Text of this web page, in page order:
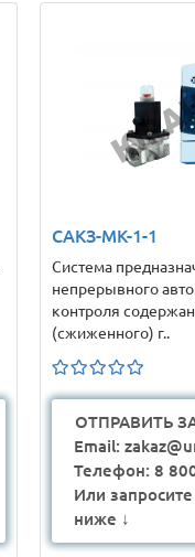
САКЗ-МК-1-1
Система
непрерывного
контроля
(сжиженного) г..
ОТПРАВИТЬ
Email:
Телефон: 8
Или
ниже ↓